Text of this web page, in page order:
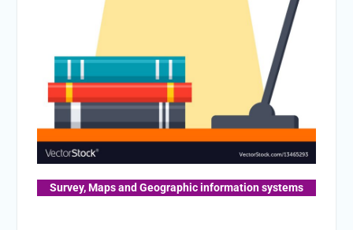
Survey, Maps and Geographic information systems